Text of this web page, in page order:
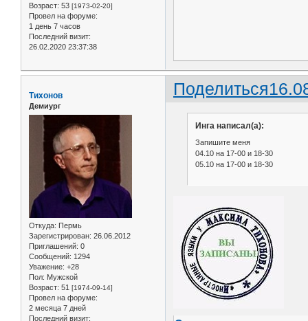
Возраст: 53 [1973-02-20]
Провел на форуме:
1 день 7 часов
Последний визит:
26.02.2020 23:37:38
Поделиться
Тихонов
Демиург
Откуда: Пермь
Зарегистрирован: 26.06.2012
Приглашений: 0
Сообщений: 1294
Уважение: +28
Пол: Мужской
Возраст: 51 [1974-09-14]
Провел на форуме:
2 месяца 7 дней
Последний визит:
Инга написал(а):
Запишите меня
04.10 на 17-00 и 18-30
05.10 на 17-00 и 18-30